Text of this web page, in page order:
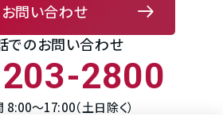
お問い合わせ
でのお問い合わせ
2800
～17:00（土日除く）